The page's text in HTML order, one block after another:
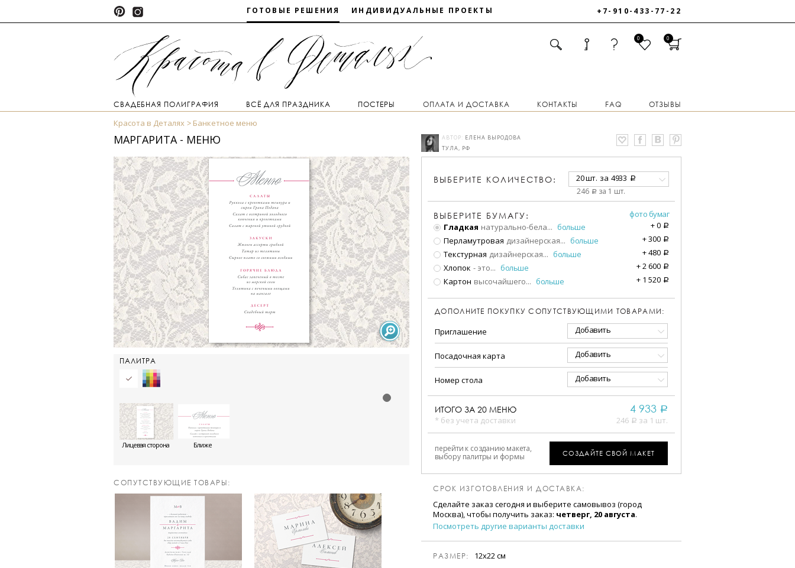
ГОТОВЫЕ РЕШЕНИЯ ИНДИВИДУАЛЬНЫЕ ПРОЕКТЫ +7-910-433-77-22
0 0
СВАДЕБНАЯ ПОЛИГРАФИЯ ВСЁ ДЛЯ ПРАЗДНИКА ПОСТЕРЫ ОПЛАТА И ДОСТАВКА КОНТАКТЫ FAQ ОТЗЫВЫ
Красота в Деталях Банкетное меню
МАРГАРИТА - МЕНЮ
ПАЛИТРА
Лицевая сторона Ближе
CОПУТСТВУЮЩИЕ ТОВАРЫ:
АВТОР: ЕЛЕНА ВЫРОДОВА
ТУЛА, РФ
ВЫБЕРИТЕ КОЛИЧЕСТВО: 20 шт. за 4933 a
246 a за 1 шт.
ВЫБЕРИТЕ БУМАГУ:
фото бумаг
Гладкая натурально-бела... больше +0 a
Перламутровая дизайнерская... больше +300 a
Текстурная дизайнерская... больше +480 a
Хлопок - это... больше +2 600 a
Картон высочайшего... больше + 1 520 a
ДОПОЛНИТЕ ПОКУПКУ СОПУТСТВУЮЩИМИ ТОВАРАМИ:
Приглашение Добавить
Посадочная карта Добавить
Номер стола Добавить
ИТОГО ЗА 20 МЕНЮ
* без учета доставки
4 933 a
246 a за 1 шт.
перейти к созданию макета,
выбору палитры и формы
СОЗДАЙТЕ СВОЙ МАКЕТ
СРОК ИЗГОТОВЛЕНИЯ И ДОСТАВКА:
Сделайте заказ сегодня и выберите самовывоз (город
Москва), чтобы получить заказ: четверг, 20 августа.
Посмотреть другие варианты доставки
РАЗМЕР: 12х22 см